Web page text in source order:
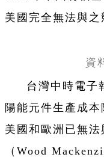
美國完全無法與之
資
台灣中時電子
陽能元件生產成本
美國和歐洲已無
（Wood